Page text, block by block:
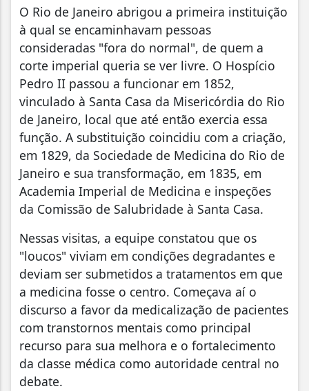
O Rio de Janeiro abrigou a primeira instituição
à qual se encaminhavam pessoas
consideradas "fora do normal", de quem a
corte imperial queria se ver livre. O Hospício
Pedro II passou a funcionar em 1852,
vinculado à Santa Casa da Misericórdia do Rio
de Janeiro, local que até então exercia essa
função. A substituição coincidiu com a criação,
em 1829, da Sociedade de Medicina do Rio de
Janeiro e sua transformação, em 1835, em
Academia Imperial de Medicina e inspeções
da Comissão de Salubridade à Santa Casa.
Nessas visitas, a equipe constatou que os
"loucos" viviam em condições degradantes e
deviam ser submetidos a tratamentos em que
a medicina fosse o centro. Começava aí o
discurso a favor da medicalização de pacientes
com transtornos mentais como principal
recurso para sua melhora e o fortalecimento
da classe médica como autoridade central no
debate.